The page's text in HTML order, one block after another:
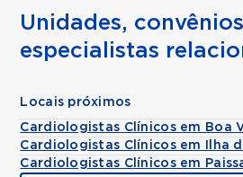
Unidades,
especialistas
Locais próximos
Cardiologistas Clínicos em Boa
Cardiologistas Clínicos em Ilha
Cardiologistas Clínicos em